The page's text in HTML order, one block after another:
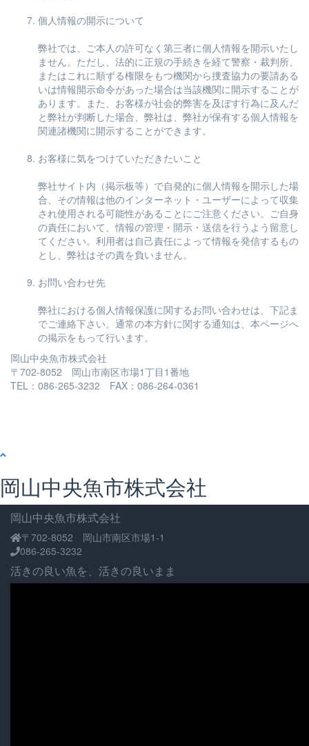
個人情報の開示について
弊社では、ご本人の許可なく第三者に個人情報を開示いたし
ません。ただし、法的に正規の手続きを経て警察・裁判所、
またはこれに順ずる権限をもつ機関から捜査協力の要請ある
いは情報開示命令があった場合は当該機関に開示することが
あります。また、お客様が社会的弊害を及ぼす行為に及んだ
と弊社が判断した場合、弊社は、弊社が保有する個人情報を
関連諸機関に開示することができます。
お客様に気をつけていただきたいこと
弊社サイト内（掲示板等）で自発的に個人情報を開示した場
合、その情報は他のインターネット・ユーザーによって収集
され使用される可能性があることにご注意ください。ご自身
の責任において、情報の管理・開示・送信を行うよう留意し
てください。利用者は自己責任によって情報を発信するもの
とし、弊社はその責を負いません。
お問い合わせ先
弊社における個人情報保護に関するお問い合わせは、下記ま
でご連絡下さい。通常の本方針に関する通知は、本ページへ
の掲示をもって行います。
岡山中央魚市株式会社
〒702-8052 岡山市南区市場1丁目1番地
TEL：086-265-3232 FAX：086-264-0361
岡山中央魚市株式会社
岡山中央魚市株式会社
〒702-8052 岡山市南区市場1-1
086-265-3232
活きの良い魚を、活きの良いまま